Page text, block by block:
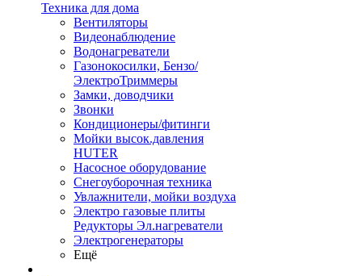
Техника для дома
Вентиляторы
Видеонаблюдение
Водонагреватели
Газонокосилки, Бензо/
ЭлектроТриммеры
Замки, доводчики
Звонки
Кондиционеры/фитинги
Мойки высок.давления
HUTER
Насосное оборудование
Снегоуборочная техника
Увлажнители, мойки воздуха
Электро газовые плиты
Редукторы Эл.нагреватели
Электрогенераторы
Ещё